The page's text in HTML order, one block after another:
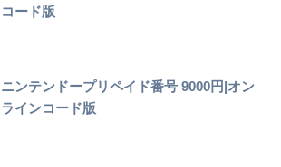
コード版
ニンテンドープリペイド番号 9000円|オン
ラインコード版